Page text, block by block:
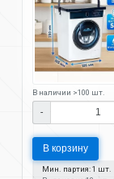
В наличии >100 шт.
-
В корзину
Мин. партия: 1 шт.